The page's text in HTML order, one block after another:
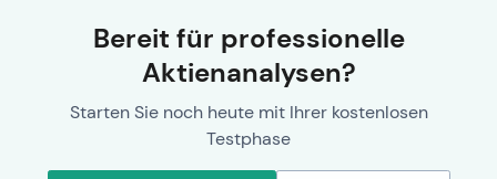
Bereit für professionelle
Aktienanalysen?
Starten Sie noch heute mit Ihrer kostenlosen
Testphase